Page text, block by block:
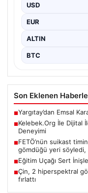
kurması kritik bir
USD
EUR
ALTIN
BTC
Son Eklenen
■Yargıtay’dan Emsal
■Kelebek.Org İle Dijital
Deneyimi
■FETÖ’nün suikast
gömdüğü yeri
■Eğitim Uçağı Sert
■Çin, 2 hiperspektral
fırlattı